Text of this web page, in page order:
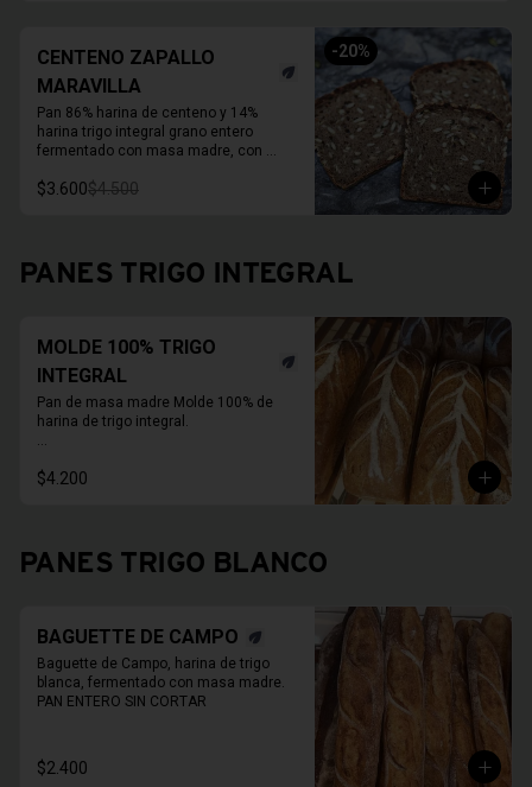
15 a 20 días.
-20%
CENTENO ZAPALLO
MARAVILLA
Pan 86% harina de centeno y 14%
harina trigo integral grano entero
fermentado con masa madre, con
Molde de 1 KG.
En primavera verano REFRIGERAR
INMEDIATAMENTE.
$3.600$4.500
PANES TRIGO INTEGRAL
MOLDE 100% TRIGO
INTEGRAL
Pan de masa madre Molde 100% de
harina de trigo integral.
moldes de panes pueden cambiar.
$4.200
PANES TRIGO BLANCO
BAGUETTE DE CAMPO
Baguette de Campo, harina de trigo
blanca, fermentado con masa madre.
PAN ENTERO SIN CORTAR
$2.400